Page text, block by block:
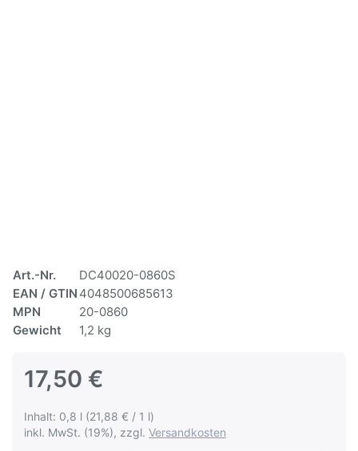
Art.-Nr.
DC40020-0860S
EAN / GTIN 4048500685613
MPN
20-0860
Gewicht
1,2 kg
17,50 €
Inhalt: 0,8 l (21,88 € / 1 l)
inkl. MwSt. (19%), zzgl. Versandkosten